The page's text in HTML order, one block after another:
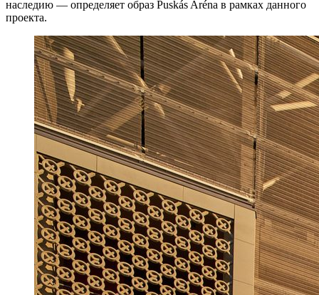
наследию — определяет образ Puskás Aréna в рамках данного
проекта.